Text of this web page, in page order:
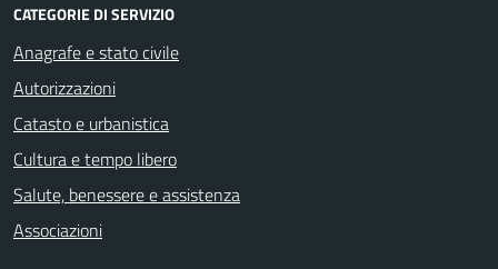
CATEGORIE DI SERVIZIO
Anagrafe e stato civile
Autorizzazioni
Catasto e urbanistica
Cultura e tempo libero
Salute, benessere e assistenza
Associazioni